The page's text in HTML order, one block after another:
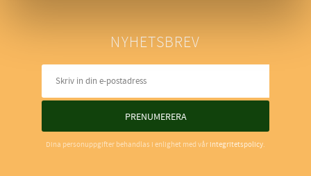
NYHETSBREV
PRENUMERERA
Dina personuppgifter behandlas i enlighet med vår integritetspolicy.